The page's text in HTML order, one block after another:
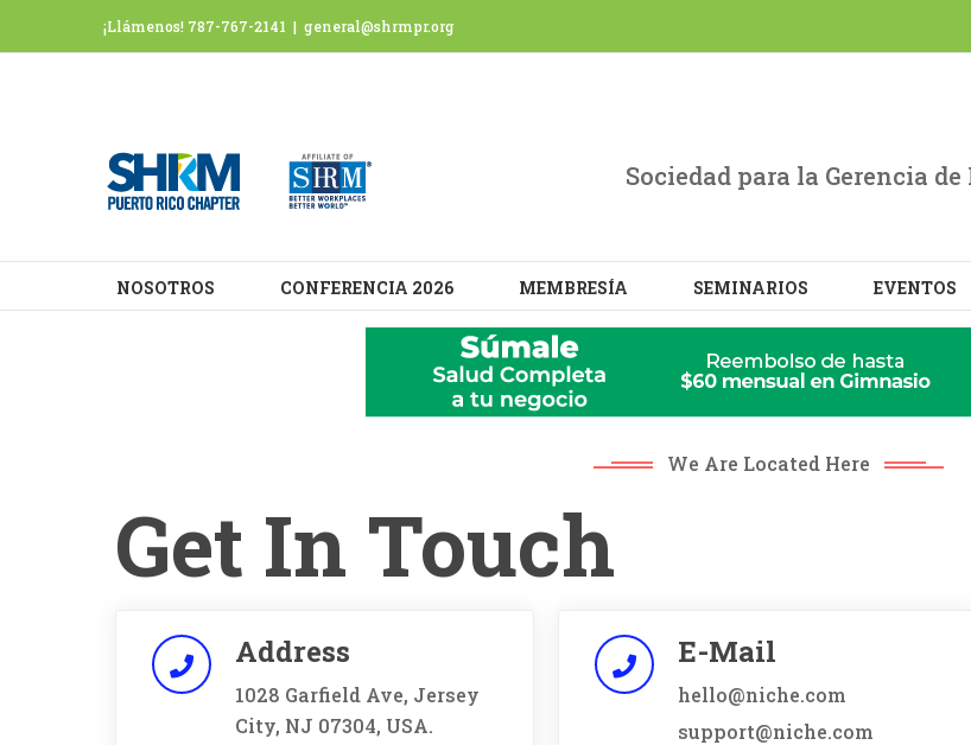
¡Llámenos! 787-767-2141 | general@shrmpr.org
Sociedad para la Gerencia
NOSOTROS CONFERENCIA 2026 MEMBRESÍA SEMINARIOS EVENTOS
We Are Located Here
Get In Touch
Address
1028 Garfield Ave, Jersey
City, NJ 07304, USA.
E-Mail
hello@niche.com
support@niche.com
We use cookies on our website to give you the most relevant experience by remembering your preferences
visits. By clicking “Accept”, you consent to the use of ALL the cookies.